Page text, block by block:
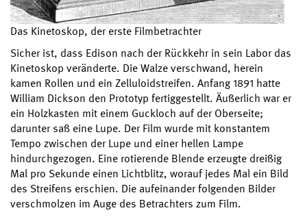
Das Kinetoskop, der erste Filmbetrachter
Sicher ist, dass Edison nach der Rückkehr in sein Labor das
Kinetoskop veränderte. Die Walze verschwand, herein
kamen Rollen und ein Zelluloidstreifen. Anfang 1891 hatte
William Dickson den Prototyp fertiggestellt. Äußerlich war er
ein Holzkasten mit einem Guckloch auf der Oberseite;
darunter saß eine Lupe. Der Film wurde mit konstantem
Tempo zwischen der Lupe und einer hellen Lampe
hindurchgezogen. Eine rotierende Blende erzeugte dreißig
Mal pro Sekunde einen Lichtblitz, worauf jedes Mal ein Bild
des Streifens erschien. Die aufeinander folgenden Bilder
verschmolzen im Auge des Betrachters zum Film.